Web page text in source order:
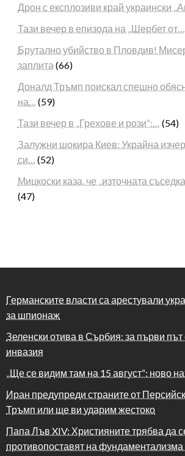
Дрон с експлозиви край украински
Тази вечер в епизода на „Шербет от…
Брутално убийство в Пловдив!
заплита (66)
Доналд Тръмп поискал спешно
на… (59)
Тази вечер в „Грехове и рози“:… (54)
Залужни шокира Киев: Украйна
си… (52)
Мицкоски каза, че „източната
(47)
Германските власти са арестували
за шпионаж
Зеленски отива в Сърбия: за първи път
инвазия
„Ще се видим там на 15 август“: ново
Иран предупреди страните от
Тръмп или ще ви ударим жестоко
Папа Лъв XIV: Християните трябва да
противопоставят на фундаментализма